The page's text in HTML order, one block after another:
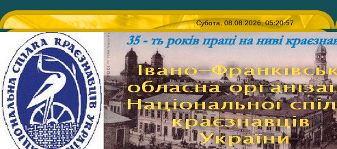
Субота, 08.08.2026, 05:20:57